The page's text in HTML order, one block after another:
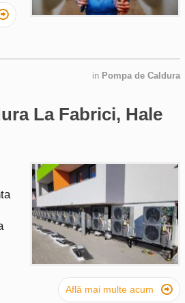
in Pompa de Caldura
La Fabrici, Hale
Află mai multe acum 